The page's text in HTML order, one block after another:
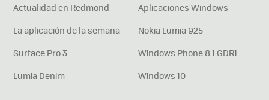
Actualidad en Redmond
Aplicaciones Windows
La aplicación de la semana
Nokia Lumia 925
Surface Pro 3
Windows Phone 8.1 GDR1
Lumia Denim
Windows 10